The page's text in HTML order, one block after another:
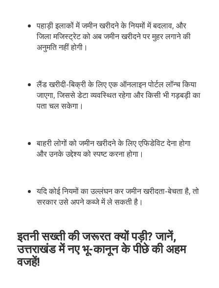
पहाड़ी इलाकों में जमीन खरीदने के नियमों में बदलाव, और
जिला मजिस्ट्रेट को अब जमीन खरीदने पर मुहर लगाने की
अनुमति नहीं होगी।
लैंड खरीदी-बिक्री के लिए एक ऑनलाइन पोर्टल लॉन्च किया
जाएगा, जिससे डेटा व्यवस्थित रहेगा और किसी भी गड़बड़ी का
पता चल सकेगा।
बाहरी लोगों को जमीन खरीदने के लिए एफिडेविट देना होगा
और उनके उद्देश्य को स्पष्ट करना होगा।
यदि कोई नियमों का उल्लंघन कर जमीन खरीदता-बेचता है, तो
सरकार उसे अपने कब्जे में ले सकती है।
इतनी सख्ती की जरूरत क्यों पड़ी? जानें,
उत्तराखंड में नए भू-कानून के पीछे की अहम
वजहें!